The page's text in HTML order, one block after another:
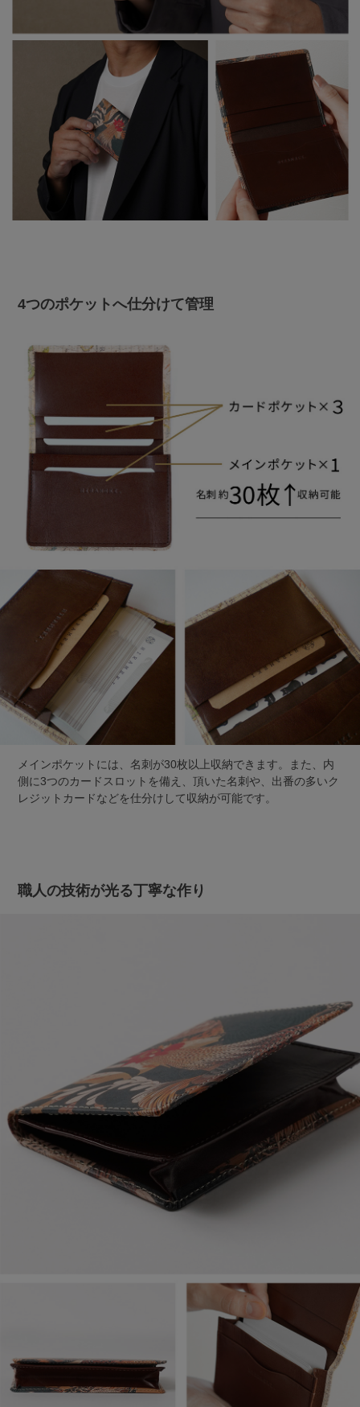
4つのポケットへ仕分けて管理
メインポケットには、名刺が30枚以上収納できます。また、内
側に3つのカードスロットを備え、頂いた名刺や、出番の多いク
レジットカードなどを仕分けして収納が可能です。
職人の技術が光る丁寧な作り